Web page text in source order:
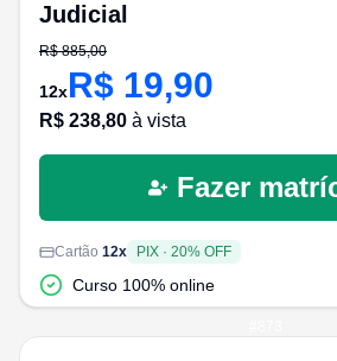
Judicial
R$885,00
12xR$ 19,90
R$ 238,80 à vista
Fazer
Cartão 12x PIX · 20% OFF
Curso 100% online